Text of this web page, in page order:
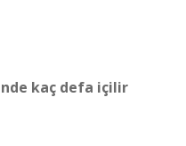
kaç defa içilir